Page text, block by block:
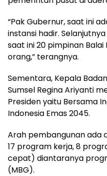
“Pak Gubernur, saat ini
instansi hadir.
saat ini 20 pimpinan Balai
orang,” terangnya.
Sementara, Kepala
Sumsel Regina Ariyanti
Presiden yaitu Bersama
Indonesia Emas 2045.
Arah pembangunan ada
17 program kerja, 8
cepat) diantaranya
(MBG).